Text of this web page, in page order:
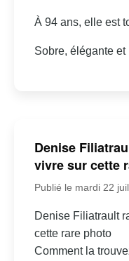
À 94 ans, elle est
Sobre, élégante
Denise
vivre sur cette
Publié le mardi 22
Denise Filiatrault
cette rare photo
Comment la